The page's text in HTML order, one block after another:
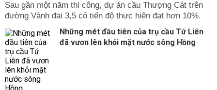
Sau gần một năm thi công, dự án cầu Thượng Cát trên
đường Vành đai 3,5 có tiến độ thực hiện đạt hơn 10%.
Những mét đầu tiên của trụ cầu Tứ Liên
đã vươn lên khỏi mặt nước sông Hồng